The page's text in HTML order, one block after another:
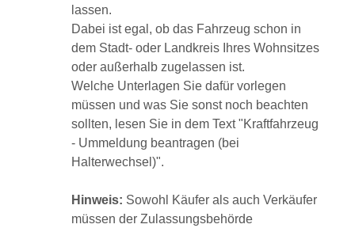
lassen.
Dabei ist egal, ob das Fahrzeug schon in
dem Stadt- oder Landkreis Ihres Wohnsitzes
oder außerhalb zugelassen ist.
Welche Unterlagen Sie dafür vorlegen
müssen und was Sie sonst noch beachten
sollten, lesen Sie in dem Text "Kraftfahrzeug
- Ummeldung beantragen (bei
Halterwechsel)".
Hinweis: Sowohl Käufer als auch Verkäufer
müssen der Zulassungsbehörde